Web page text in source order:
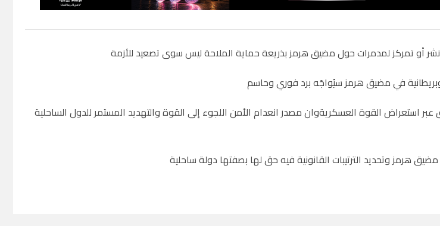
نشر أو تمركز لمدمرات حول مضيق هرمز بذريعة حماية الملاحة ليس سوى تصعيد للأزمة
في مضيق هرمز سيُواجَه برد فوري وحاسم
عبر استعراض القوة العسكريةوان مصدر انعدام الأمن اللجوء إلى القوة والتهديد المستمر للدول الساحلية
هرمز وتحديد الترتيبات القانونية فيه حق لها بصفتها دولة ساحلية